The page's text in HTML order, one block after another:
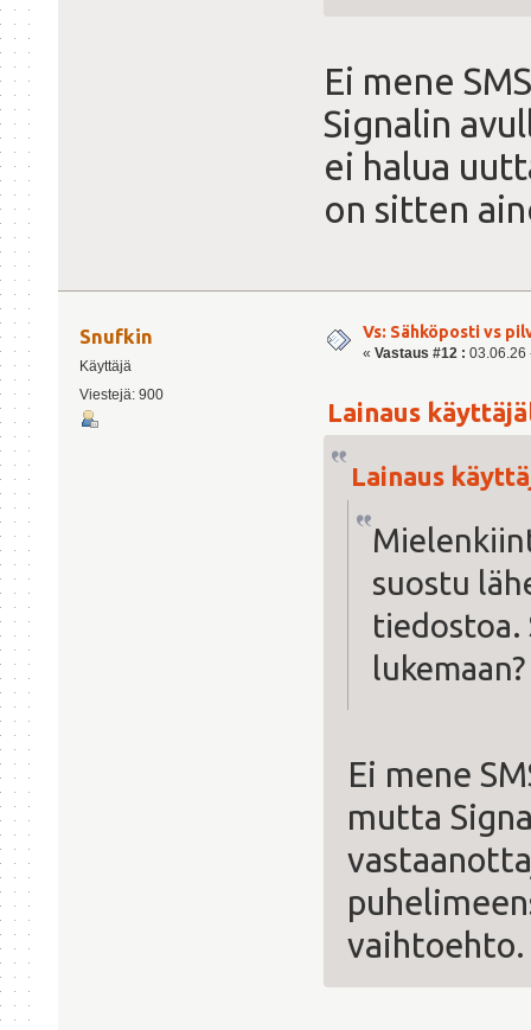
Ei mene
Signalin
ei halua
on sitten
Snufkin
Käyttäjä
Viestejä: 900
Vs: Sähköposti vs
« Vastaus #12 : 03.06.26
Lainaus
Lainaus
suostu
tiedostoa.
Ei mene
mutta
vaihtoehto.